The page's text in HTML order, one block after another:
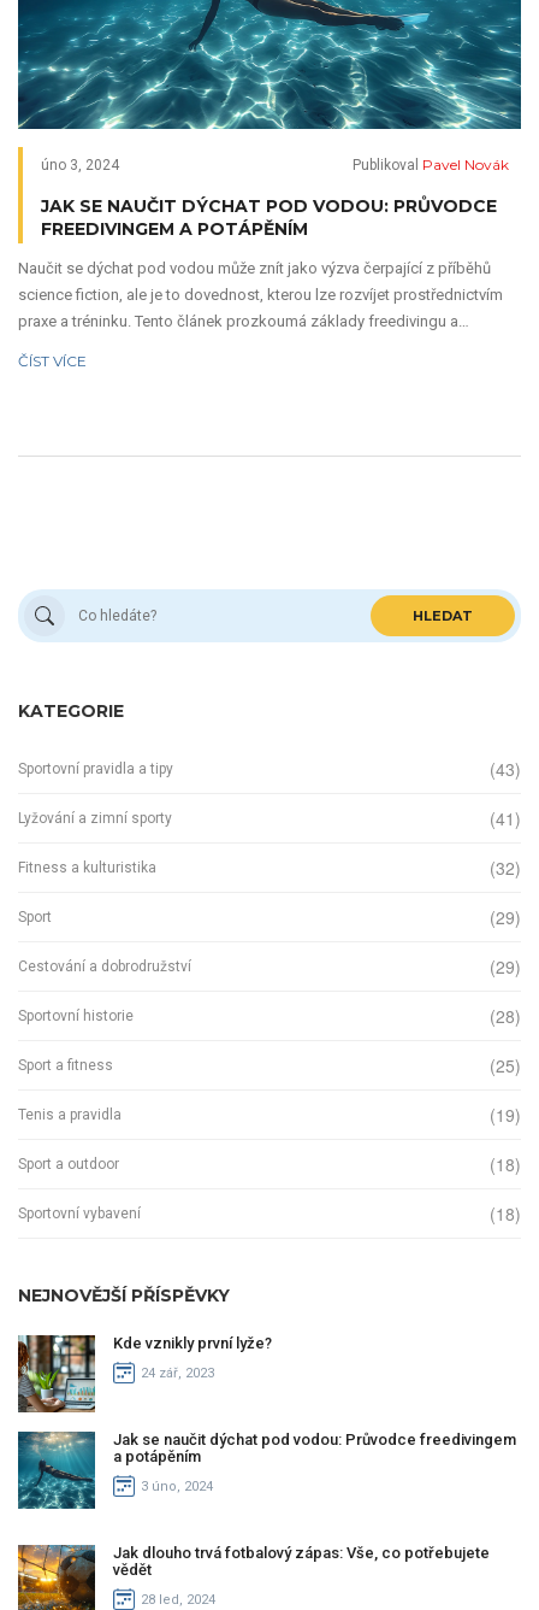
úno 3, 2024 Publikoval Pavel Novák
JAK SE NAUČIT DÝCHAT POD VODOU: PRŮVODCE
FREEDIVINGEM A POTÁPĚNÍM
Naučit se dýchat pod vodou může znít jako výzva čerpající z příběhů
science fiction, ale je to dovednost, kterou lze rozvíjet prostřednictvím
praxe a tréninku. Tento článek prozkoumá základy freedivingu a
ČÍST VÍCE
HLEDAT
KATEGORIE
Sportovní pravidla a tipy (43)
Lyžování a zimní sporty (41)
Fitness a kulturistika (32)
Sport (29)
Cestování a dobrodružství (29)
Sportovní historie (28)
Sport a fitness (25)
Tenis a pravidla (19)
Sport a outdoor (18)
Sportovní vybavení (18)
NEJNOVĚJŠÍ PŘÍSPĚVKY
Kde vznikly první lyže?
24 zář, 2023
Jak se naučit dýchat pod vodou: Průvodce freedivingem
a potápěním
3 úno, 2024
Jak dlouho trvá fotbalový zápas: Vše, co potřebujete
vědět
28 led, 2024